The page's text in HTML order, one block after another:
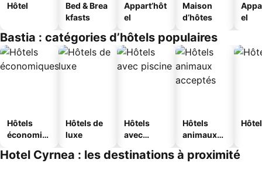
Hôtel
Bed & Brea
kfasts
Appart’hôt
el
Maison
d’hôtes
el
Bastia : catégories d’hôtels populaires
Hôtels
économiq
Hôtels de
luxe
Hôtels
avec
Hôtels
animaux
Hotel Cyrnea : les destinations à proximité